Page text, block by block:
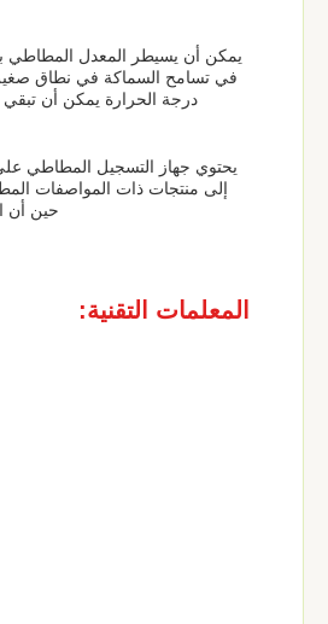
يمكن أن يسيطر المعدل المطاطي
درجة الحرارة يمكن أن تبقي الدوال في درجة حرارة
يحتوي جهاز التسجيل المطاطي
إلى منتجات ذات المواصفات
حين أن
المعلمات التقنية: